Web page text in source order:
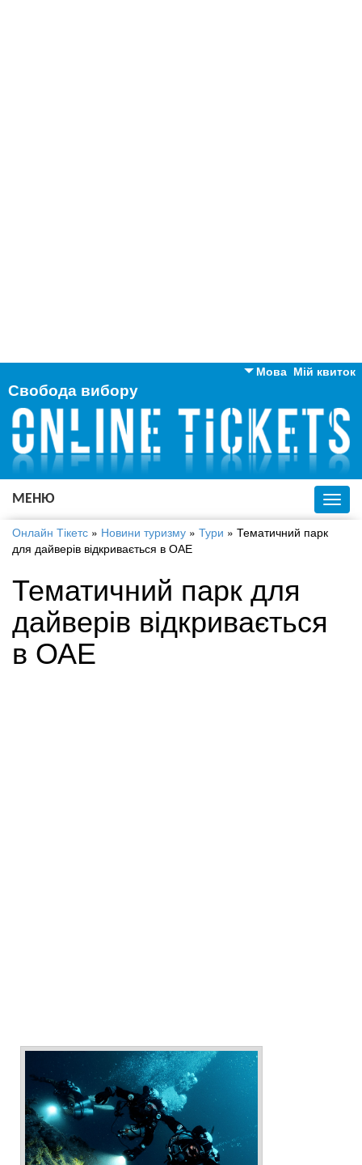
Мій квиток
Мова
Англійська
Російська
Українська
Свобода вибору
МЕНЮ
Онлайн Тікетс » Новини туризму » Тури » Тематичний парк
для дайверів відкривається в ОАЕ
Тематичний парк для
дайверів відкривається
в ОАЕ